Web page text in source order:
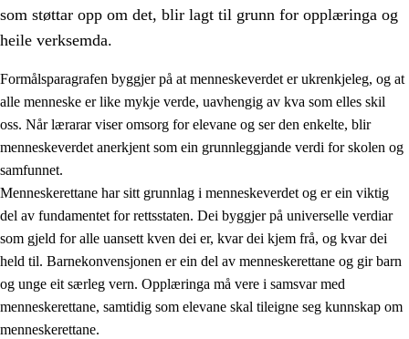
1.
1.1 Menneskeverdet
1.2 Identitet og kulturelt mangfald
1.3 Kritisk tenking og etisk bevisstheit
1.4 Skaparglede, engasjement og utforskartrong
som støttar opp om det, blir lagt til grunn for opplæringa og
heile verksemda.
Formålsparagrafen byggjer på at menneskeverdet er ukrenkjeleg, og at
alle menneske er like mykje verde, uavhengig av kva som elles skil
oss. Når lærarar viser omsorg for elevane og ser den enkelte, blir
menneskeverdet anerkjent som ein grunnleggjande verdi for skolen og
samfunnet.
Menneskerettane har sitt grunnlag i menneskeverdet og er ein viktig
del av fundamentet for rettsstaten. Dei byggjer på universelle verdiar
som gjeld for alle uansett kven dei er, kvar dei kjem frå, og kvar dei
held til. Barnekonvensjonen er ein del av menneskerettane og gir barn
og unge eit særleg vern. Opplæringa må vere i samsvar med
menneskerettane, samtidig som elevane skal tileigne seg kunnskap om
menneskerettane.